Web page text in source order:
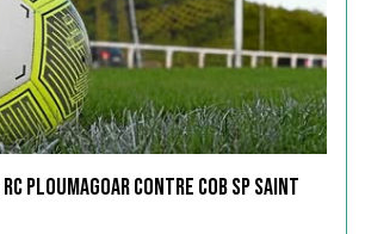
PLOUMAGOAR contre COB SP SAINT